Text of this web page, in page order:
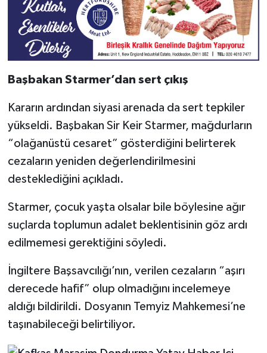
Başbakan Starmer’dan sert çıkış
Kararın ardından siyasi arenada da sert tepkiler
yükseldi. Başbakan Sir Keir Starmer, mağdurların
“olağanüstü cesaret” gösterdiğini belirterek
cezaların yeniden değerlendirilmesini
desteklediğini açıkladı.
Starmer, çocuk yaşta olsalar bile böylesine ağır
suçlarda toplumun adalet beklentisinin göz ardı
edilmemesi gerektiğini söyledi.
İngiltere Başsavcılığı’nın, verilen cezaların “aşırı
derecede hafif” olup olmadığını incelemeye
aldığı bildirildi. Dosyanın Temyiz Mahkemesi’ne
taşınabileceği belirtiliyor.